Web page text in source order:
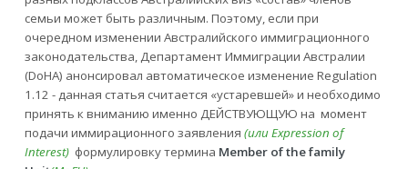
семьи может быть различным. Поэтому, если при
очередном изменении Австралийского иммиграционного
законодательства, Департамент Иммиграции Австралии
(DoHA) анонсировал автоматическое изменение Regulation
1.12 - данная статья считается «устаревшей» и необходимо
принять к вниманию именно ДЕЙСТВУЮЩУЮ на момент
подачи иммирационного заявления (или Expression of
Interest)формулировку термина Member of the family